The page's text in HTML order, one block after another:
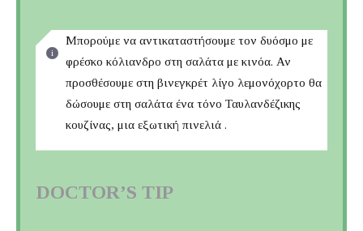
Μπορούμε να αντικαταστήσουμε τον δυόσμο με
φρέσκο κόλιανδρο στη σαλάτα με κινόα. Αν
προσθέσουμε στη βινεγκρέτ λίγο λεμονόχορτο θα
δώσουμε στη σαλάτα ένα τόνο Ταυλανδέζικης
κουζίνας, μια εξωτική πινελιά .
DOCTOR’S TIP